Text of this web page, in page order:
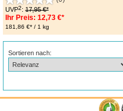
UVP2: 17,95 €*
Ihr Preis: 12,73 €*
181,86 €* / 1 kg
Sortieren nach: